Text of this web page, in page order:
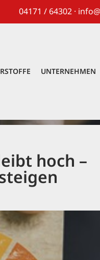
04171 / 64302 ·
UNTERNEHMEN
hoch –